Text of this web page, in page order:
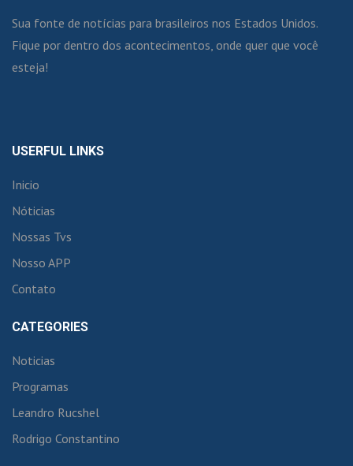
Sua fonte de notícias para brasileiros nos Estados Unidos.
Fique por dentro dos acontecimentos, onde quer que você
esteja!
USERFUL LINKS
Inicio
Nóticias
Nossas Tvs
Nosso APP
Contato
CATEGORIES
Noticias
Programas
Leandro Rucshel
Rodrigo Constantino